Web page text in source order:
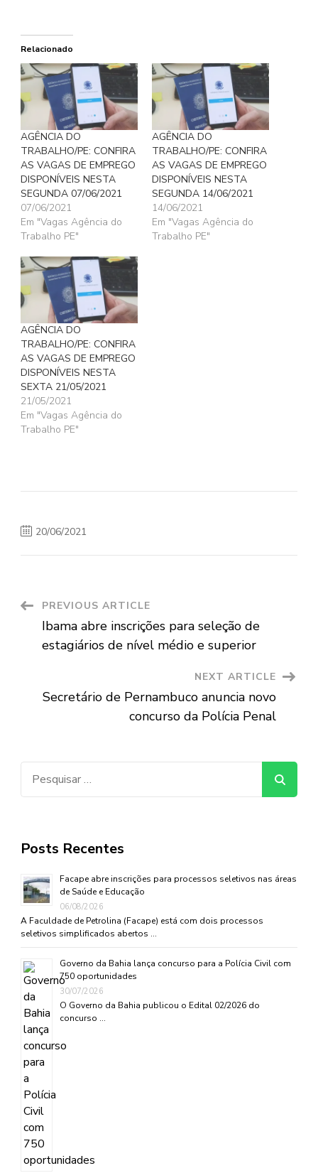
Relacionado
AGÊNCIA DO
TRABALHO/PE: CONFIRA
AS VAGAS DE EMPREGO
DISPONÍVEIS NESTA
SEGUNDA 07/06/2021
07/06/2021
Em "Vagas Agência do
Trabalho PE"
AGÊNCIA DO
TRABALHO/PE: CONFIRA
AS VAGAS DE EMPREGO
DISPONÍVEIS NESTA
SEGUNDA 14/06/2021
14/06/2021
Em "Vagas Agência do
Trabalho PE"
AGÊNCIA DO
TRABALHO/PE: CONFIRA
AS VAGAS DE EMPREGO
DISPONÍVEIS NESTA
SEXTA 21/05/2021
21/05/2021
Em "Vagas Agência do
Trabalho PE"
20/06/2021
Post
Navigation
PREVIOUS ARTICLE
Ibama abre inscrições para seleção de
estagiários de nível médio e superior
NEXT ARTICLE
Secretário de Pernambuco anuncia novo
concurso da Polícia Penal
Posts Recentes
Facape abre inscrições para processos seletivos nas áreas
de Saúde e Educação
06/08/2026
A Faculdade de Petrolina (Facape) está com dois processos
seletivos simplificados abertos …
Governo da Bahia lança concurso para a Polícia Civil com
750 oportunidades
30/07/2026
O Governo da Bahia publicou o Edital 02/2026 do
concurso …